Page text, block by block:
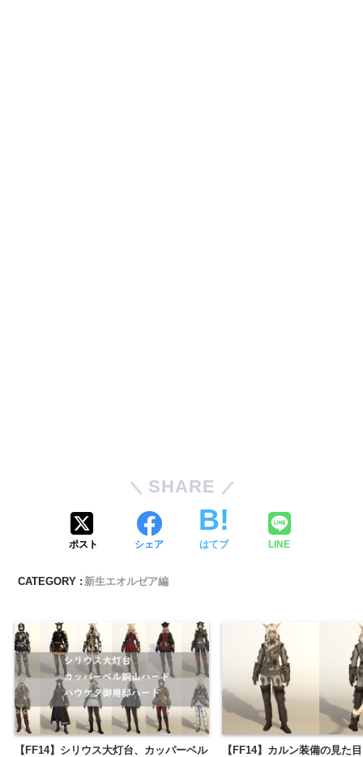
SHARE
ポスト シェア はてブ LINE
CATEGORY : 新生エオルゼア編
【FF14】シリウス大灯台、カッパーベル
【FF14】カルン装備の見た